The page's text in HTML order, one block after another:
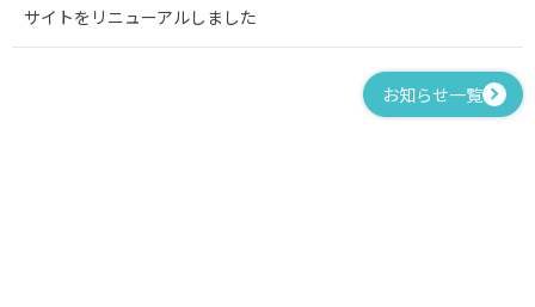
サイトをリニューアルしました
お知らせ一覧